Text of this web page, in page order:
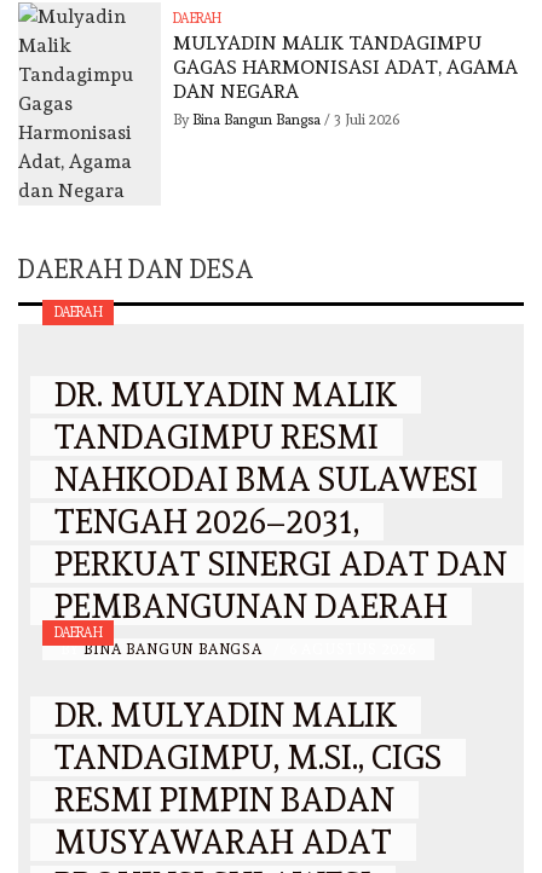
DAERAH
MULYADIN MALIK TANDAGIMPU
GAGAS HARMONISASI ADAT, AGAMA
DAN NEGARA
By Bina Bangun Bangsa/ 3 Juli 2026
DAERAH DAN DESA
DAERAH
DR. MULYADIN MALIK
TANDAGIMPU RESMI
NAHKODAI BMA SULAWESI
TENGAH 2026–2031,
PERKUAT SINERGI ADAT DAN
PEMBANGUNAN DAERAH
BY BINA BANGUN BANGSA
DAERAH
DR. MULYADIN MALIK
TANDAGIMPU, M.SI., CIGS
RESMI PIMPIN BADAN
MUSYAWARAH ADAT